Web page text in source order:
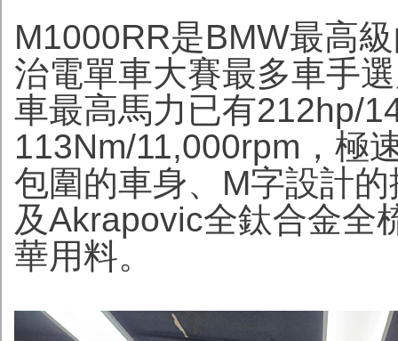
M1000RR是BMW最高
治電單車大賽最多車手
車最高馬力已有212hp/
113Nm/11,000rpm，極
包圍的車身、M字設計
及Akrapovic全鈦合金全
華用料。